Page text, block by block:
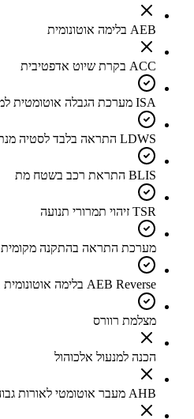
AEB בלימה אוטונומית
ACC בקרת שיוט אדפטיבית
ISA מערכת הגבלה אוטומטית למהירות הרכב
LDWS התראה בלבד לסטיה מנתיב
BLIS התראת רכב בשטח מת
TSR זיהוי תמרורי תנועה
מערכת התראה בהתקנה מקומית
AEB Reverse בלימה אוטונומית בנסיעה לאחור
מצלמת רוורס
הכנה למנעול אלכוהול
AHB מעבר אוטומטי לאורות גבוהים